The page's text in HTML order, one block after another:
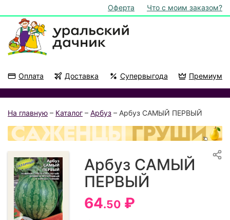
Оферта Что с моим заказом?
Оплата Доставка Супервыгода Премиум
На главную – Каталог – Арбуз – Арбуз САМЫЙ ПЕРВЫЙ
Арбуз САМЫЙ
ПЕРВЫЙ
64.50 ₽